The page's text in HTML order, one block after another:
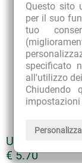
Questo sito
per il suo
tuo
specificato
all'utilizzo
Chiudendo
impostazioni
Personalizza
UVA URSINA
€ 5.70